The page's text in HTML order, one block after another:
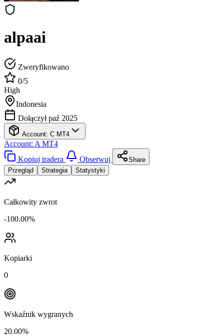
alpaai
Zweryfikowano
0/5
High
Indonesia
Dołączył paź 2025
Account: C MT4
Account: A MT4
Kopiuj tradera
Obserwuj
Share
Przegląd
Strategia Statystyki
Całkowity zwrot
-100.00%
Kopiarki
0
Wskaźnik wygranych
20.00%